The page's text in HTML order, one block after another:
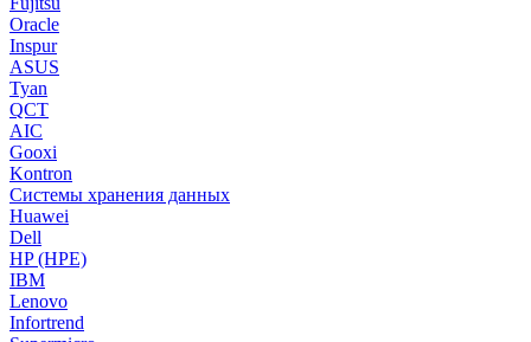
Oracle
Inspur
ASUS
Tyan
QCT
AIC
Gooxi
Kontron
Системы хранения данных
Huawei
Dell
HP (HPE)
IBM
Lenovo
Infortrend